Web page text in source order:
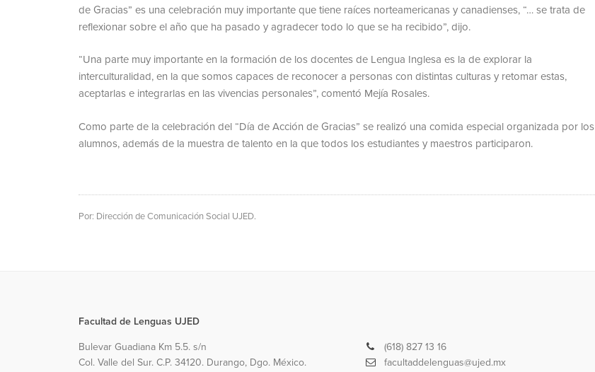
de Gracias” es una celebración muy importante que tiene raíces norteamericanas y canadienses, “… se trata de
reflexionar sobre el año que ha pasado y agradecer todo lo que se ha recibido”, dijo.
“Una parte muy importante en la formación de los docentes de Lengua Inglesa es la de explorar la
interculturalidad, en la que somos capaces de reconocer a personas con distintas culturas y retomar estas,
aceptarlas e integrarlas en las vivencias personales”, comentó Mejía Rosales.
Como parte de la celebración del “Día de Acción de Gracias” se realizó una comida especial organizada por los
alumnos, además de la muestra de talento en la que todos los estudiantes y maestros participaron.
Por: Dirección de Comunicación Social UJED.
Facultad de Lenguas UJED
Bulevar Guadiana Km 5.5. s/n
Col. Valle del Sur. C.P. 34120. Durango, Dgo. México.
Teléfono
(618) 827 13 16
Correo
facultaddelenguas@ujed.mx